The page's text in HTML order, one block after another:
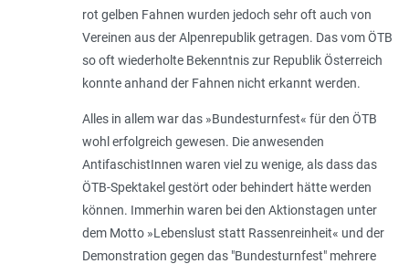
rot gelben Fahnen wurden jedoch sehr oft auch von
Vereinen aus der Alpenrepublik getragen. Das vom ÖTB
so oft wiederholte Bekenntnis zur Republik Österreich
konnte anhand der Fahnen nicht erkannt werden.
Alles in allem war das »Bundesturnfest« für den ÖTB
wohl erfolgreich gewesen. Die anwesenden
AntifaschistInnen waren viel zu wenige, als dass das
ÖTB-Spektakel gestört oder behindert hätte werden
können. Immerhin waren bei den Aktionstagen unter
dem Motto »Lebenslust statt Rassenreinheit« und der
Demonstration gegen das "Bundesturnfest" mehrere